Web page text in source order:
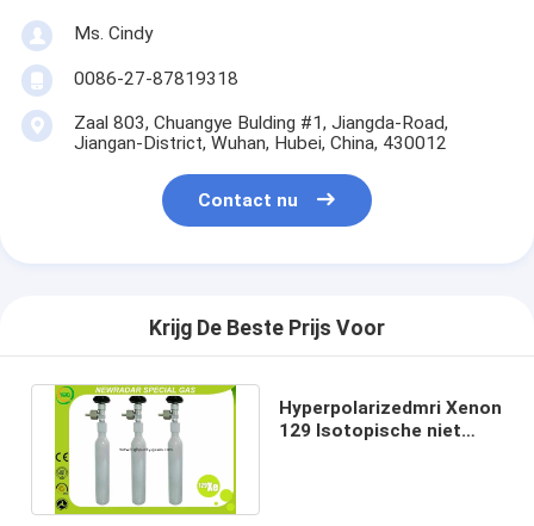
Ms. Cindy
0086-27-87819318
Zaal 803, Chuangye Bulding #1, Jiangda-Road,
Jiangan-District, Wuhan, Hubei, China, 430012
Contact nu
Krijg De Beste Prijs Voor
Hyperpolarizedmri Xenon
129 Isotopische niet